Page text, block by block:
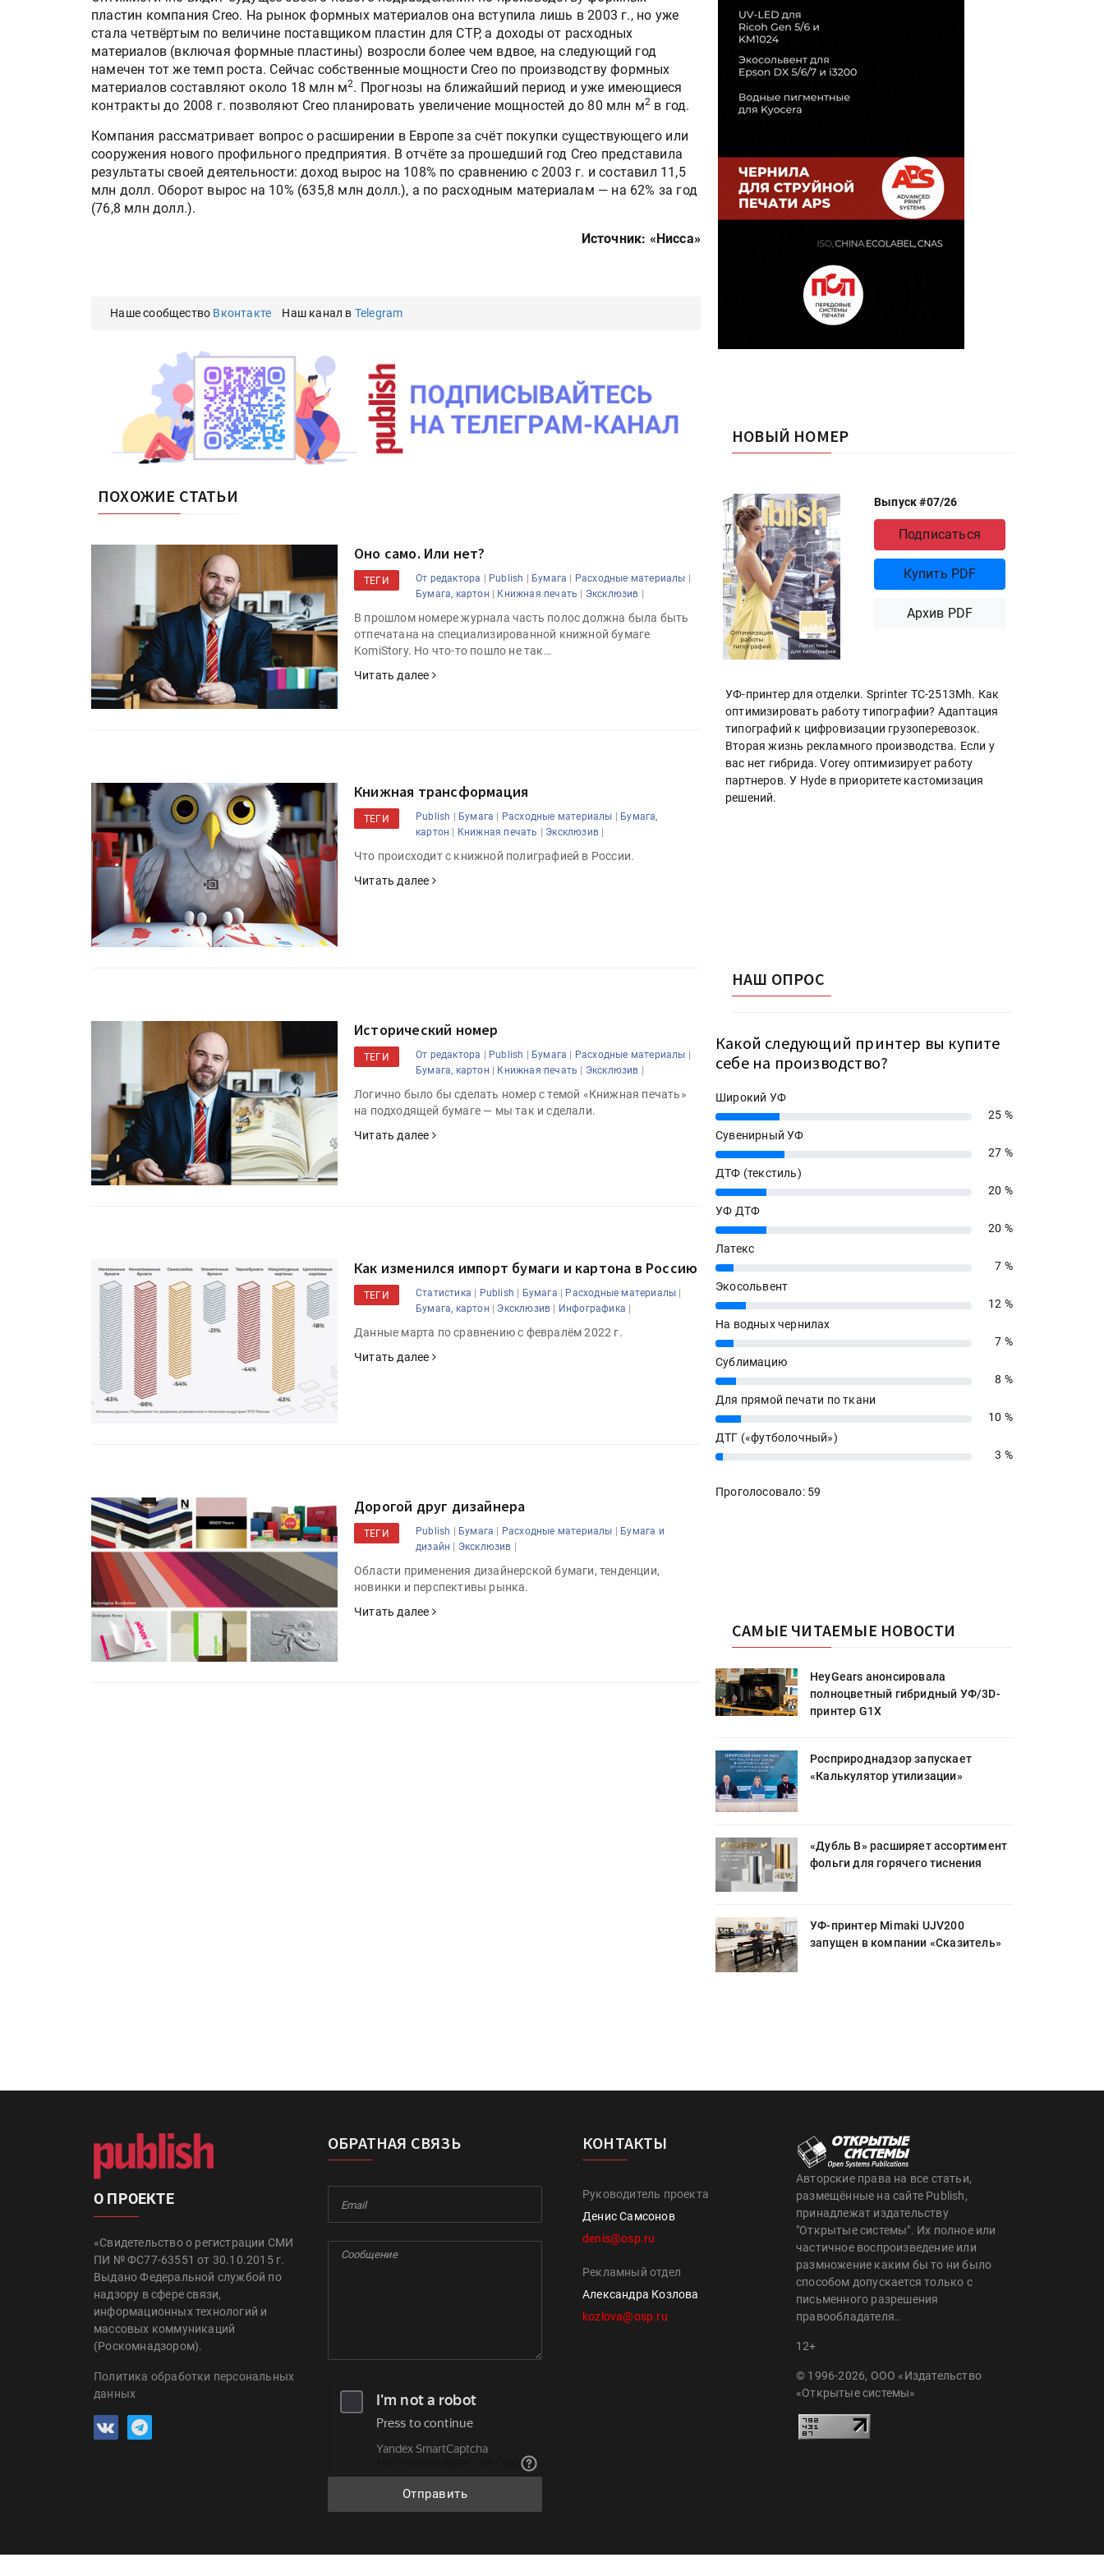
пластин компания Creo. На рынок формных материалов она вступила лишь в 2003 г., но уже
стала четвёртым по величине поставщиком пластин для CTP, а доходы от расходных
материалов (включая формные пластины) возросли более чем вдвое, на следующий год
намечен тот же темп роста. Сейчас собственные мощности Creo по производству формных
материалов составляют около 18 млн м2. Прогнозы на ближайший период и уже имеющиеся
контракты до 2008 г. позволяют Creo планировать увеличение мощностей до 80 млн м2 в год.
Компания рассматривает вопрос о расширении в Европе за счёт покупки существующего или
сооружения нового профильного предприятия. В отчёте за прошедший год Creo представила
результаты своей деятельности: доход вырос на 108% по сравнению с 2003 г. и составил 11,5
млн долл. Оборот вырос на 10% (635,8 млн долл.), а по расходным материалам — на 62% за год
(76,8 млн долл.).
Источник: «Нисса»
Наше сообщество Вконтакте Наш канал в Telegram
ПОХОЖИЕ СТАТЬИ
Оно само. Или нет?
ТЕГИ От редактора | Publish | Бумага | Расходные материалы |
Бумага, картон | Книжная печать | Эксклюзив |
В прошлом номере журнала часть полос должна была быть
отпечатана на специализированной книжной бумаге
KomiStory. Но что-то пошло не так…
Читать далее
Книжная трансформация
ТЕГИ Publish | Бумага | Расходные материалы | Бумага,
картон | Книжная печать | Эксклюзив |
Что происходит с книжной полиграфией в России.
Читать далее
Исторический номер
ТЕГИ От редактора | Publish | Бумага | Расходные материалы |
Бумага, картон | Книжная печать | Эксклюзив |
Логично было бы сделать номер с темой «Книжная печать»
на подходящей бумаге — мы так и сделали.
Читать далее
Как изменился импорт бумаги и картона в Россию
ТЕГИ Статистика | Publish | Бумага | Расходные материалы |
Бумага, картон | Эксклюзив | Инфографика |
Данные марта по сравнению с февралём 2022 г.
Читать далее
Дорогой друг дизайнера
ТЕГИ Publish | Бумага | Расходные материалы | Бумага и
дизайн | Эксклюзив |
Области применения дизайнерской бумаги, тенденции,
новинки и перспективы рынка.
Читать далее
НОВЫЙ НОМЕР
Выпуск #07/26
Подписаться
Купить PDF
Архив PDF
УФ-принтер для отделки. Sprinter ТС-2513Mh. Как
оптимизировать работу типографии? Адаптация
типографий к цифровизации грузоперевозок.
Вторая жизнь рекламного производства. Если у
вас нет гибрида. Vorey оптимизирует работу
партнеров. У Hyde в приоритете кастомизация
решений.
НАШ ОПРОС
Какой следующий принтер вы купите
себе на производство?
Широкий УФ
25%
25 %
Сувенирный УФ
27%
27 %
ДТФ (текстиль)
20%
20 %
УФ ДТФ
20%
20 %
Латекс
7%
7 %
Экосольвент
12%
12 %
На водных чернилах
7%
7 %
Сублимацию
8%
8 %
Для прямой печати по ткани
10%
10 %
ДТГ («футболочный»)
3% 3 %
Проголосовало: 59
САМЫЕ ЧИТАЕМЫЕ НОВОСТИ
HeyGears анонсировала
полноцветный гибридный УФ/3D-
принтер G1X
Росприроднадзор запускает
«Калькулятор утилизации»
«Дубль В» расширяет ассортимент
фольги для горячего тиснения
УФ-принтер Mimaki UJV200
запущен в компании «Сказитель»
О ПРОЕКТЕ
«Свидетельство о регистрации СМИ
ПИ № ФС77-63551 от 30.10.2015 г.
Выдано Федеральной службой по
надзору в сфере связи,
информационных технологий и
массовых коммуникаций
(Роскомнадзором).
Политика обработки персональных
данных
ОБРАТНАЯ СВЯЗЬ
Отправить
КОНТАКТЫ
Руководитель проекта
Денис Самсонов
denis@osp.ru
Рекламный отдел
Александра Козлова
kozlova@osp.ru
Авторские права на все статьи,
размещённые на сайте Publish,
принадлежат издательству
"Открытые системы". Их полное или
частичное воспроизведение или
размножение каким бы то ни было
способом допускается только с
письменного разрешения
правообладателя..
12+
© 1996-2026, ООО «Издательство
«Открытые системы»